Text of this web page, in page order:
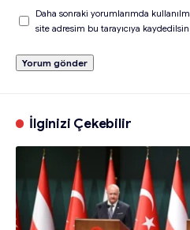
Daha sonraki yorumlarımda
site adresim bu tarayıcıya kaydedilsin.
İlginizi Çekebilir